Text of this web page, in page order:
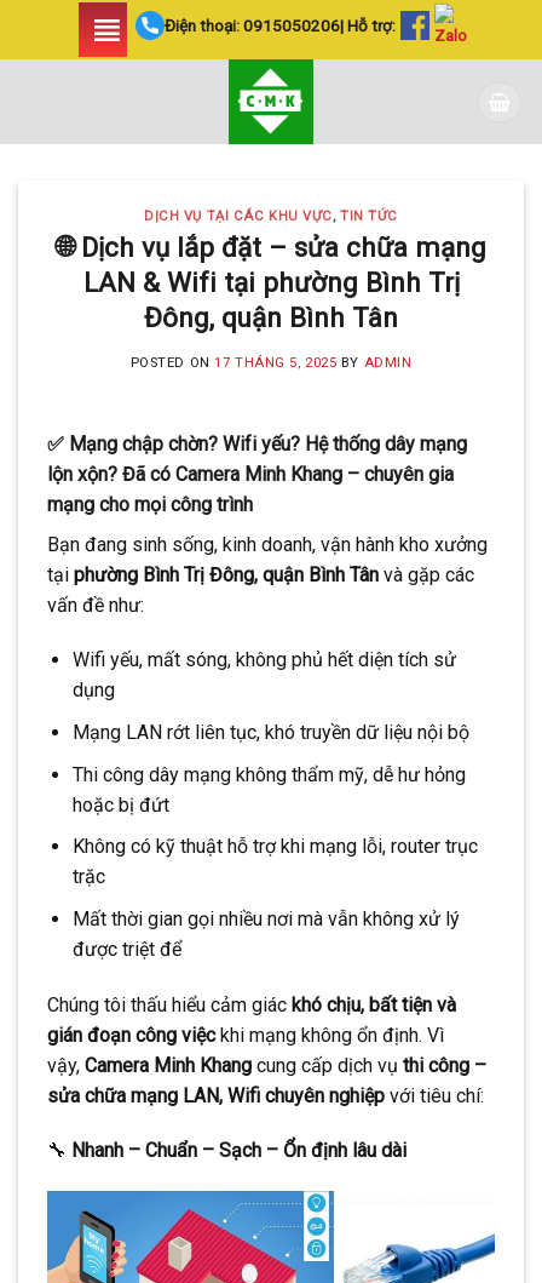
Điện thoại:0915050206| Hỗ trợ:
DỊCH VỤ TẠI CÁC KHU VỰC,TIN TỨC
🌐 Dịch vụ lắp đặt – sửa chữa mạng
LAN & Wifi tại phường Bình Trị
Đông, quận Bình Tân
POSTED ON17 THÁNG 5, 2025 BY ADMIN
✅ Mạng chập chờn? Wifi yếu? Hệ thống dây mạng
lộn xộn? Đã có Camera Minh Khang – chuyên gia
mạng cho mọi công trình
Bạn đang sinh sống, kinh doanh, vận hành kho xưởng
tại phường Bình Trị Đông, quận Bình Tân và gặp các
vấn đề như:
Wifi yếu, mất sóng, không phủ hết diện tích sử
dụng
Mạng LAN rớt liên tục, khó truyền dữ liệu nội bộ
Thi công dây mạng không thẩm mỹ, dễ hư hỏng
hoặc bị đứt
Không có kỹ thuật hỗ trợ khi mạng lỗi, router trục
trặc
Mất thời gian gọi nhiều nơi mà vẫn không xử lý
được triệt để
Chúng tôi thấu hiểu cảm giác khó chịu, bất tiện và
gián đoạn công việckhi mạng không ổn định. Vì
vậy, Camera Minh Khang cung cấp dịch vụ thi công –
sửa chữa mạng LAN, Wifi chuyên nghiệp với tiêu chí:
🔧 Nhanh – Chuẩn – Sạch – Ổn định lâu dài